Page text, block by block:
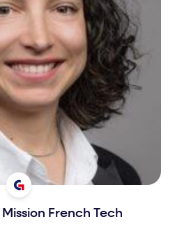
Mission French Tech